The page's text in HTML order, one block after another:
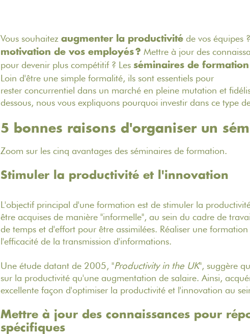
Vous souhaitez augmenter la productivitéde vos équipes
motivation de vos employés ? Mettre à jour des
pour devenir plus compétitif ? Les séminaires de formation
Loin d'être une simple formalité, ils sont essentiels pour
rester concurrentiel dans un marché en pleine mutation et
dessous, nous vous expliquons pourquoi investir dans ce type
5 bonnes raisons d'organiser un
Zoom sur les cinq avantages des séminaires de formation.
Stimuler la productivité et l'innovation
L'objectif principal d'une formation est de stimuler la
être acquises de manière "informelle", au sein du cadre de
de temps et d'effort pour être assimilées. Réaliser une
l'efficacité de la transmission d'informations.
Une étude datant de 2005, "Productivity in the UK", suggère
sur la productivité qu'une augmentation de salaire. Ainsi,
excellente façon d'optimiser la productivité et l'innovation au
Mettre à jour des connaissances pour
spécifiques